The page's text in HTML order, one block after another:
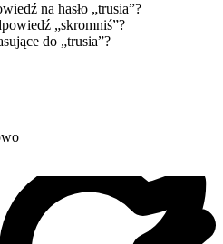
na hasło „trusia”?
„skromniś”?
do „trusia”?